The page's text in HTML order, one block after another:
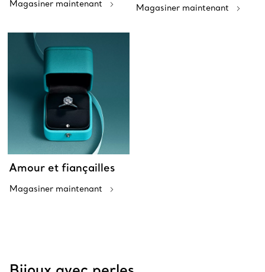
Magasiner maintenant Magasiner maintenant
Amour et fiançailles
Magasiner maintenant